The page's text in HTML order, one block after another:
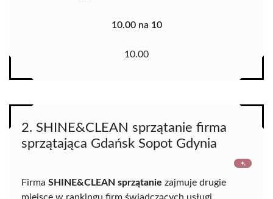
10.00 na 10
10.00
2. SHINE&CLEAN sprzątanie firma
sprzątająca Gdańsk Sopot Gdynia
Firma SHINE&CLEAN sprzątanie zajmuje drugie